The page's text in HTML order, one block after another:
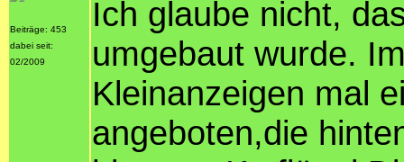
Beiträge: 453
dabei seit:
02/2009
Ich glaube nicht,
umgebaut wurde.
Kleinanzeigen mal
angeboten,die